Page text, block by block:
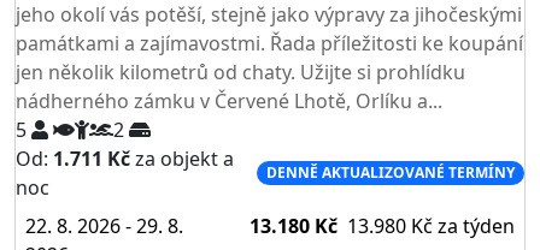
jeho okolí vás potěší, stejně jako výpravy za jihočeskými
památkami a zajímavostmi. Řada příležitosti ke koupání
jen několik kilometrů od chaty. Užijte si prohlídku
nádherného zámku v Červené Lhotě, Orlíku a...
5
2
Od: 1.711 Kčza objekt a
noc
DENNĚ AKTUALIZOVANÉ TERMÍNY
22. 8. 2026 - 29. 8.
13.180 Kč 13.980 Kč za týden